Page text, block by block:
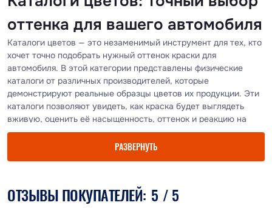
оттенка для вашего автомобиля
Каталоги цветов — это незаменимый инструмент для тех, кто
хочет точно подобрать нужный оттенок краски для
автомобиля. В этой категории представлены физические
каталоги от различных производителей, которые
демонстрируют реальные образцы цветов их продукции. Эти
каталоги позволяют увидеть, как краска будет выглядеть
вживую, оценить её насыщенность, оттенок и реакцию на
световые условия. Это особенно важно, когда требуется
достичь идеального соответствия цвета при ремонте,
реставрации или полном окрашивании автомобиля.
РАЗВЕРНУТЬ
ОТЗЫВЫ ПОКУПАТЕЛЕЙ: 5 / 5